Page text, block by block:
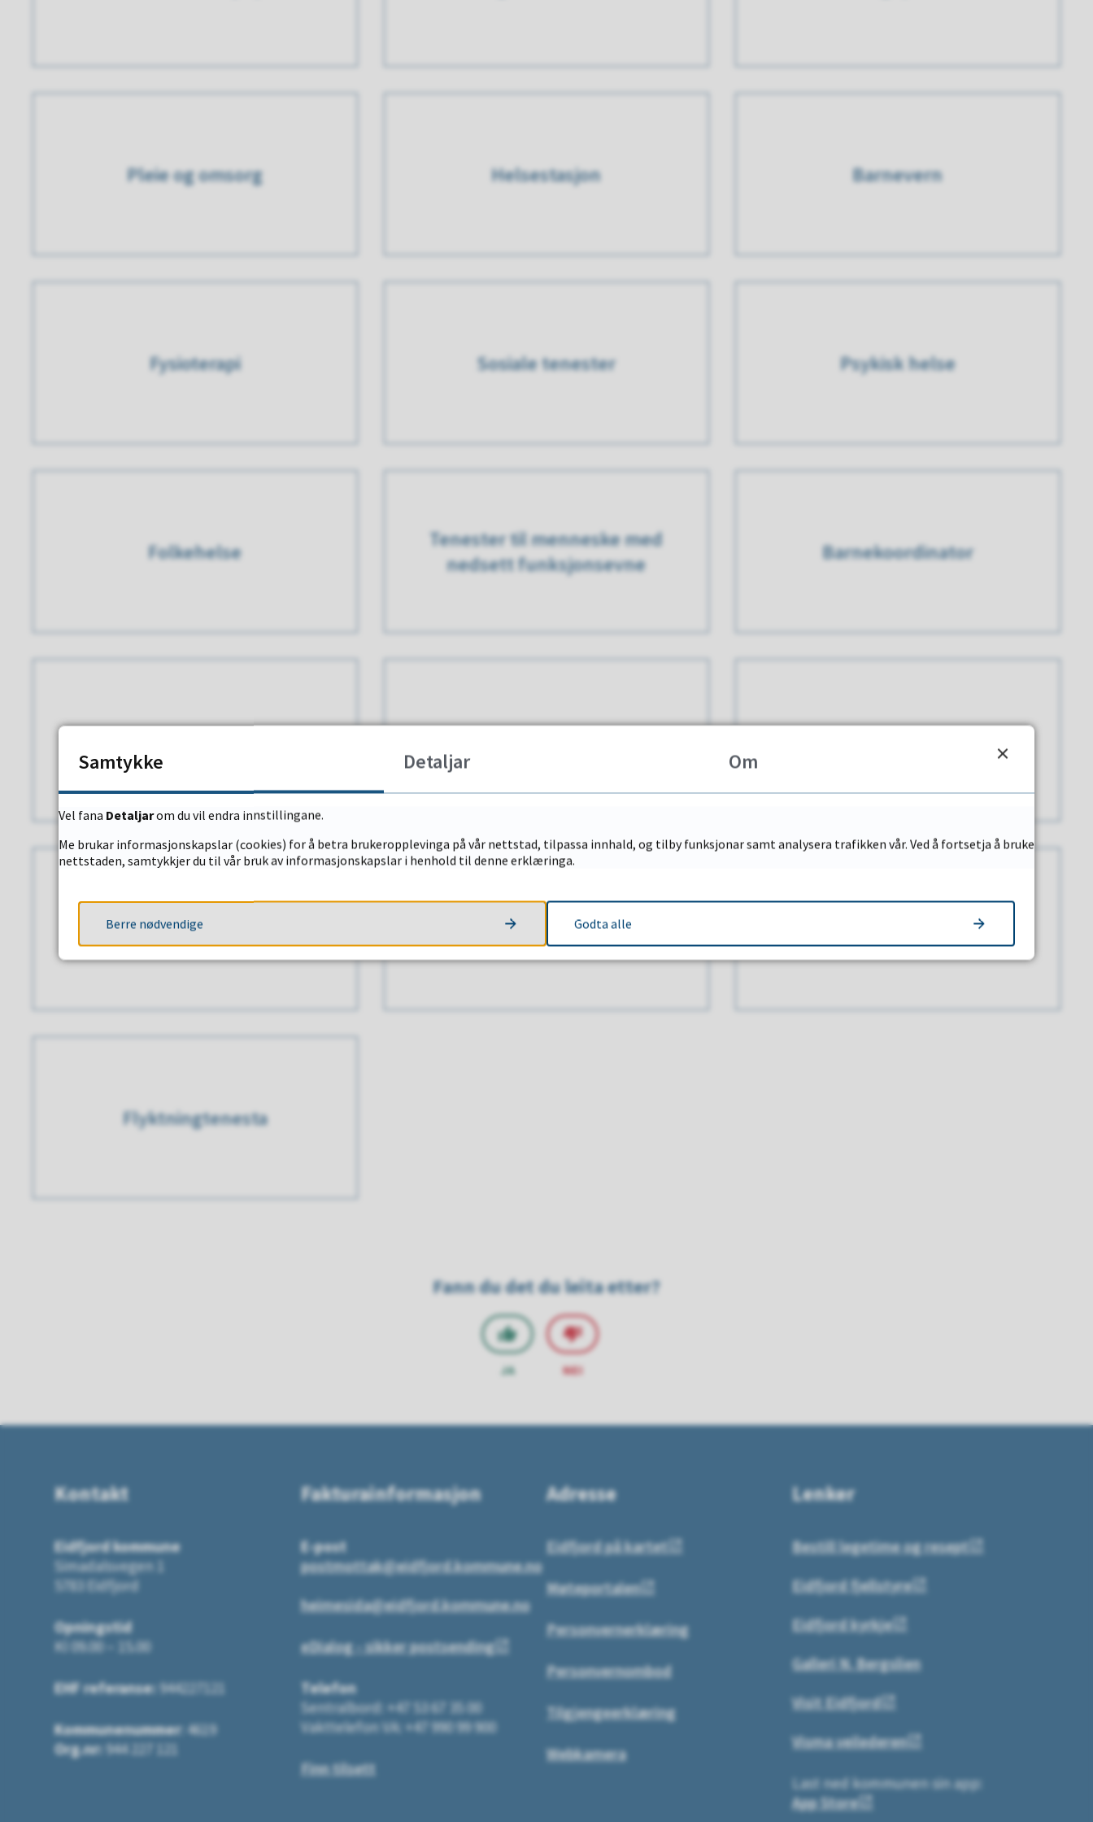
Pleie og omsorg Helsestasjon Barnevern
Fysioterapi Sosiale tenester Psykisk helse
Folkehelse
Tenester til menneske med
nedsett funksjonsevne
Barnekoordinator
Klage på helsetenester Kosthald og ernæring
Flyktningtenesta
Fann du det du leita etter?
JA NEI
Kontakt
Eidfjord kommune
Simadalsvegen 1
5783 Eidfjord
Opningstid
Kl 09.00 – 15.00
EHF referanse: 944227121
Kommunenummer: 4619
Org.nr: 944 227 121
Fakturainformasjon
E-post
postmottak@eidfjord.kommune.no
heimesida@eidfjord.kommune.no
eDialog - sikker postsending
Telefon
Sentralbord: +47 53 67 35 00
Vakttelefon VA: +47 990 99 900
Finn tilsett
Adresse
Eidfjord på kartet
Møteportalen
Personvernerklæring
Personvernombod
Tilgjengeerklæring
Webkamera
Lenker
Bestill legetime og resept
Eidfjord fjellstyre
Eidfjord kyrkje
Galleri N. Bergslien
Visit Eidfjord
Visma veilederen
Last ned kommunen sin app:
App Store
Samtykke Detaljar Om
Vel fana Detaljarom du vil endra innstillingane.
Me brukar informasjonskapslar (cookies) for å betra brukeropplevinga på vår nettstad, tilpassa innhald, og tilby funksjonar samt analysera trafikken vår. Ved å fortsetja å bruke
nettstaden, samtykkjer du til vår bruk av informasjonskapslar i henhold til denne erklæringa.
Berre nødvendige Godta alle